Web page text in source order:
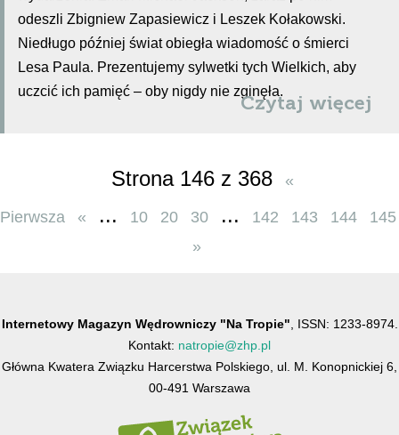
odeszli Zbigniew Zapasiewicz i Leszek Kołakowski.
Niedługo później świat obiegła wiadomość o śmierci
Lesa Paula. Prezentujemy sylwetki tych Wielkich, aby
uczcić ich pamięć – oby nigdy nie zginęła.
Czytaj więcej
Strona 146 z 368 «
Pierwsza « ... 10 20 30 ... 142 143 144
145
»
Internetowy Magazyn Wędrowniczy "Na Tropie" , ISSN: 1233-8974.
Kontakt: natropie@zhp.pl
Główna Kwatera Związku Harcerstwa Polskiego, ul. M. Konopnickiej 6,
00-491 Warszawa